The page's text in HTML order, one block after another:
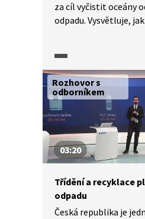
za cíl vyčistit oceány
odpadu. Vysvětluje,
let snížit množství
odpadu v Pacifiku o
Rozhovor s
odborníkem
03:20
Třídění a recyklace
odpadu
Česká republika je